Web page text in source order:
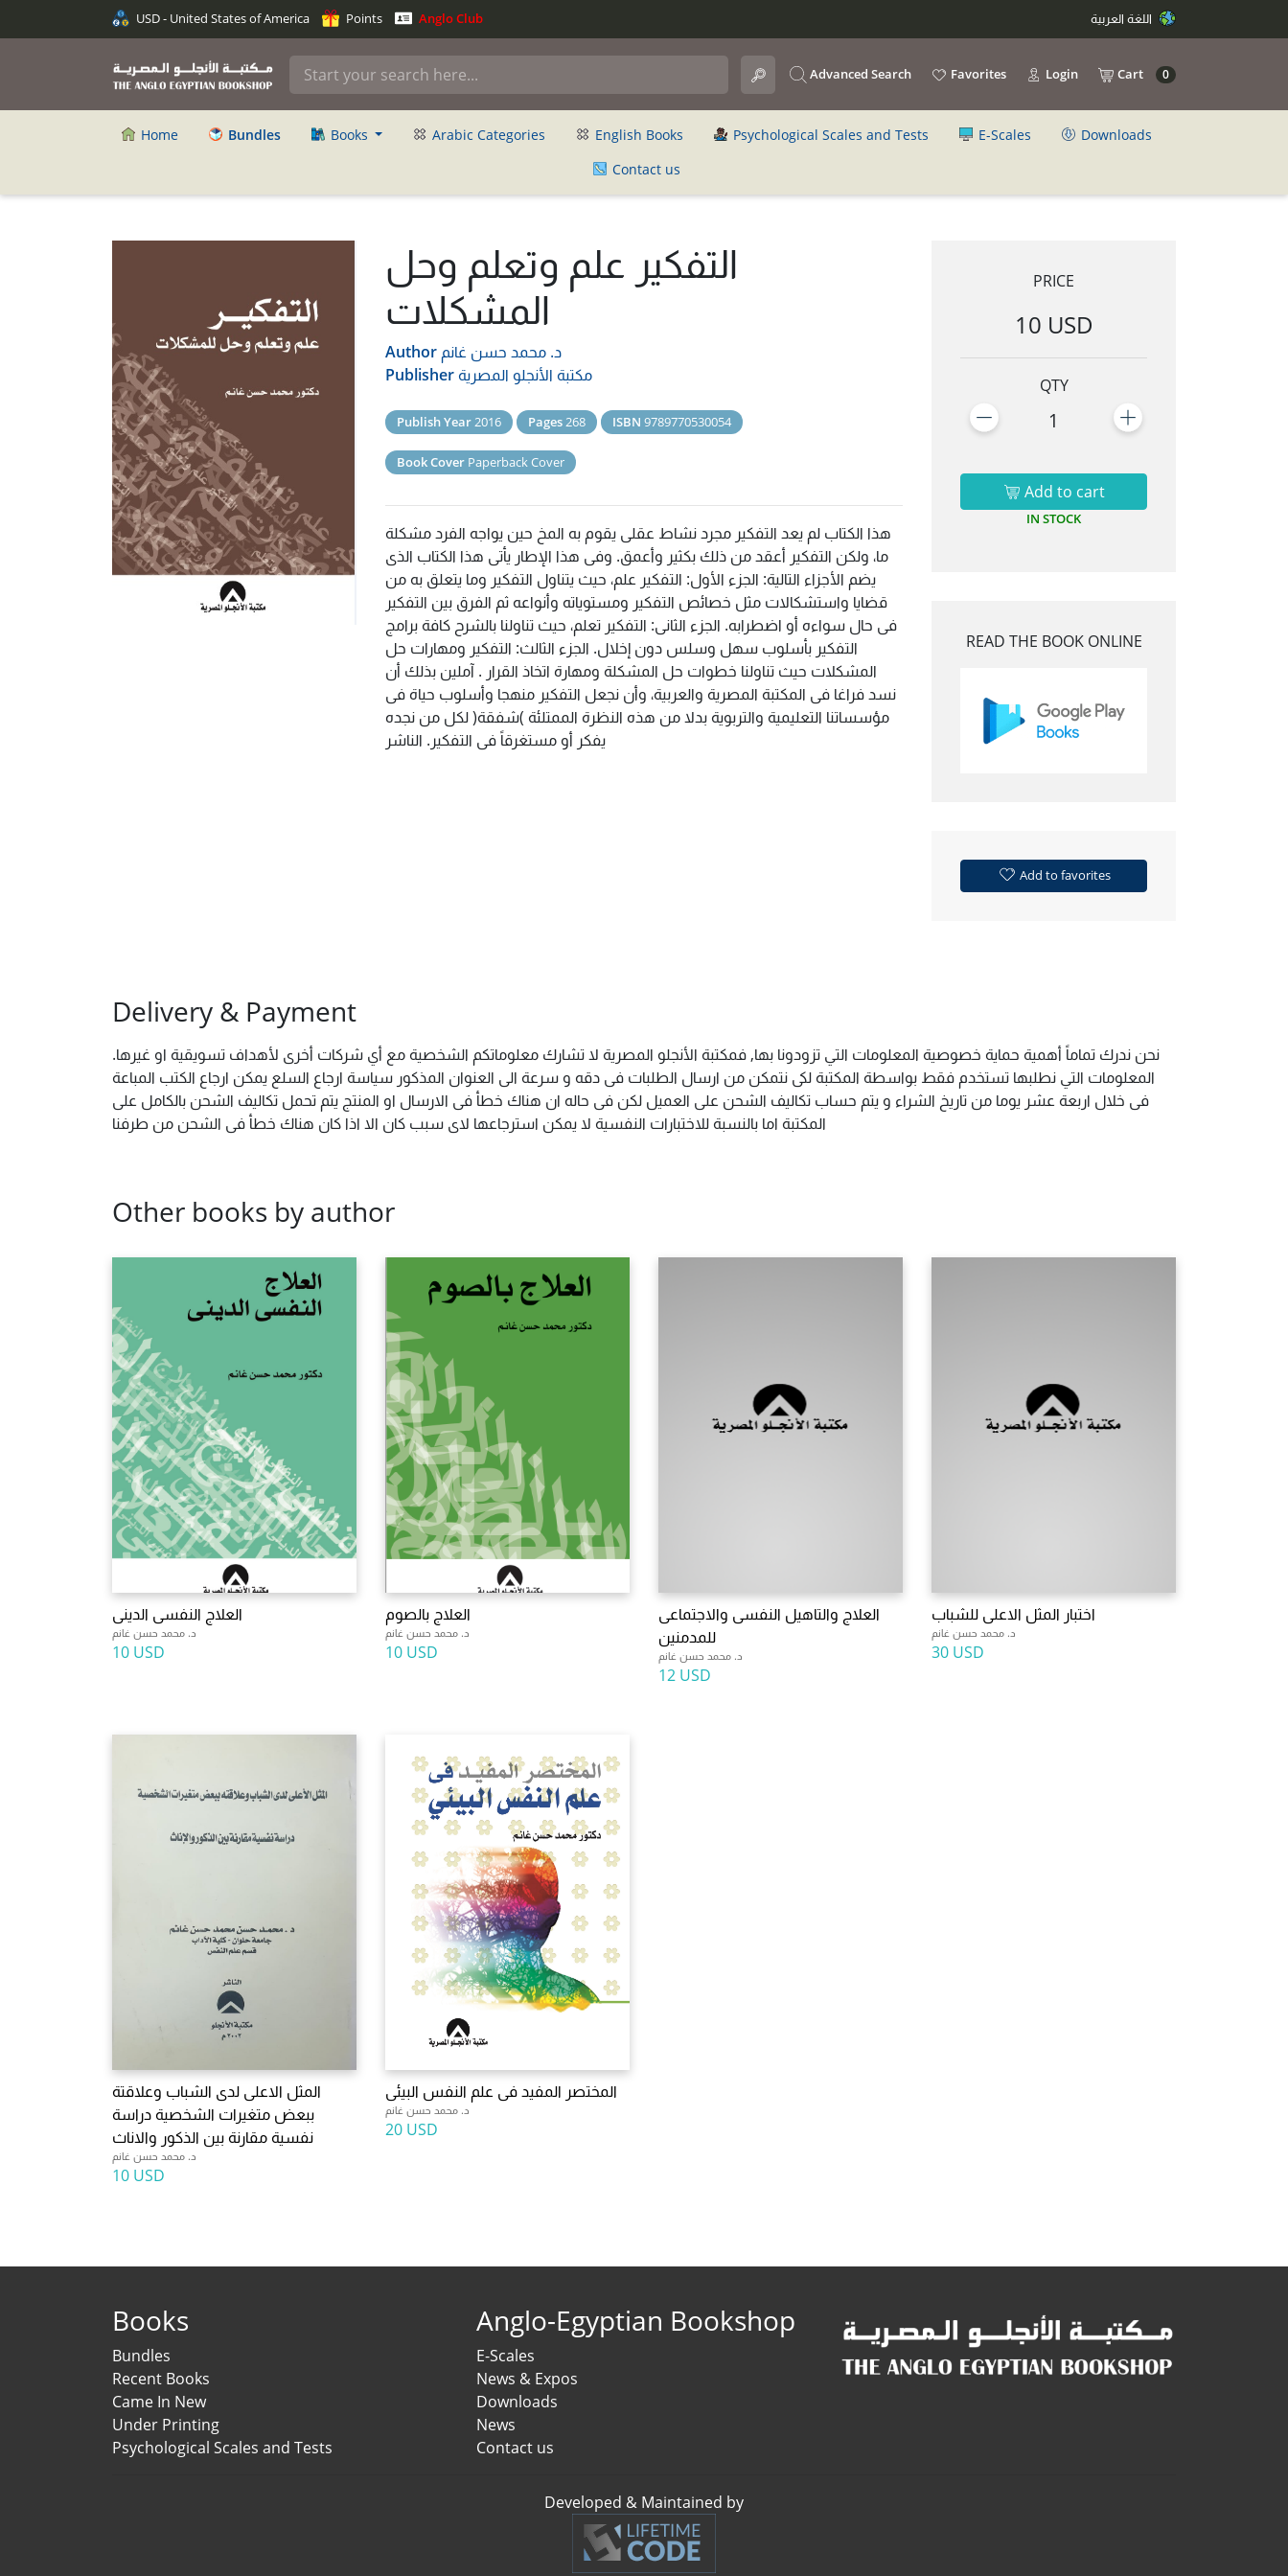
USD - United States of America Points Anglo Club
Advanced Search Favorites Login Cart 0
Home Bundles Books Arabic Categories English Books Psychological Scales and Tests E-Scales
Downloads
Contact us
التفكير علم وتعلم وحل
المشكلات
Author د. محمد حسن غانم
Publisher مكتبة الأنجلو المصرية
Publish Year2016 Pages268 ISBN 9789770530054
Book Cover Paperback Cover
هذا الكتاب لم يعد التفكير مجرد نشاط عقلى يقوم به المخ حين يواجه الفرد مشكلة
ما، ولكن التفكير أعقد من ذلك بكثير وأعمق. وفى هذا الإطار يأتى هذا الكتاب الذى
يضم الأجزاء التالية: الجزء الأول: التفكير علم، حيث يتناول التفكير وما يتعلق به من
قضايا واستشكالات مثل خصائص التفكير ومستوياته وأنواعه ثم الفرق بين التفكير
فى حال سواءه أو اضطرابه. الجزء الثانى: التفكير تعلم، حيث تناولنا بالشرح كافة برامج
التفكير بأسلوب سهل وسلس دون إخلال. الجزء الثالث: التفكير ومهارات حل
المشكلات حيث تناولنا خطوات حل المشكلة ومهارة اتخاذ القرار . آملين بذلك أن
نسد فراغا فى المكتبة المصرية والعربية، وأن نجعل التفكير منهجا وأسلوب حياة فى
مؤسساتنا التعليمية والتربوية بدلا من هذه النظرة الممتلئة )شفقة( لكل من نجده
يفكر أو مستغرقاً فى التفكير. الناشر
PRICE
10 USD
QTY
1
Add to cart
IN STOCK
READ THE BOOK ONLINE
Add to favorites
Delivery & Payment
نحن ندرك تماماً أهمية حماية خصوصية المعلومات التي تزودونا بها, فمكتبة الأنجلو المصرية لا تشارك معلوماتكم الشخصية مع أي شركات أخرى لأهداف تسويقية او غيرها.
المعلومات التي نطلبها تستخدم فقط بواسطة المكتبة لكى نتمكن من ارسال الطلبات فى دقه و سرعة الى العنوان المذكور سياسة ارجاع السلع يمكن ارجاع الكتب المباعة
فى خلال اربعة عشر يوما من تاريخ الشراء و يتم حساب تكاليف الشحن على العميل لكن فى حاله ان هناك خطأ فى الارسال او المنتج يتم تحمل تكاليف الشحن بالكامل على
المكتبة اما بالنسبة للاختبارات النفسية لا يمكن استرجاعها لاى سبب كان الا اذا كان هناك خطأ فى الشحن من طرفنا
Other books by author
العلاج النفسى الدينى
د. محمد حسن غانم
10 USD
العلاج بالصوم
د. محمد حسن غانم
10 USD
العلاج والتاهيل النفسى والاجتماعى
للمدمنين
د. محمد حسن غانم
12 USD
اختبار المثل الاعلى للشباب
د. محمد حسن غانم
30 USD
المثل الاعلى لدى الشباب وعلاقتة
ببعض متغيرات الشخصية دراسة
نفسية مقارنة بين الذكور والاناث
د. محمد حسن غانم
10 USD
المختصر المفيد فى علم النفس البيئى
د. محمد حسن غانم
20 USD
Books
Bundles
Recent Books
Came In New
Under Printing
Psychological Scales and Tests
Anglo-Egyptian Bookshop
E-Scales
News & Expos
Downloads
News
Contact us
Developed & Maintained by